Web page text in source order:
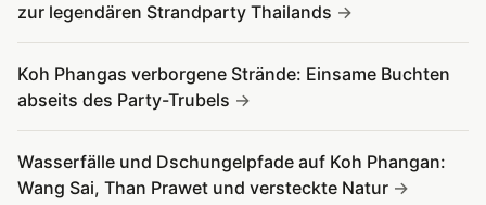
zur legendären Strandparty Thailands
Koh Phangas verborgene Strände: Einsame Buchten
abseits des Party-Trubels
Wasserfälle und Dschungelpfade auf Koh Phangan:
Wang Sai, Than Prawet und versteckte Natur